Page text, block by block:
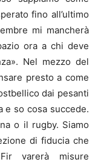
fino all’ultimo
mi mancherà
ora a chi deve
Nel mezzo del
presto a come
dai pesanti
e so cosa succede.
o il rugby. Siamo
di fiducia che
varerà misure